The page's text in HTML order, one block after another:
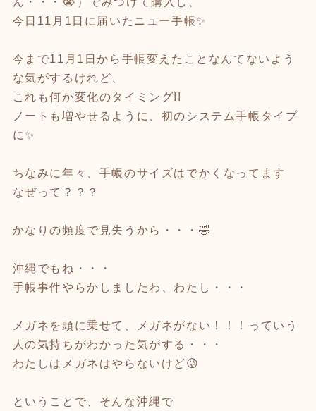
今日11月1日に届いたニュー手帳✨
今まで11月1日から手帳変えたことなんてないよう
な気がするけれど、
これも何か変化のタイミング!!
ノートも増やせるように、初のシステム手帳タイプ
に✨
ちなみに年々、手帳のサイズはでかくなってます
なぜって？？？
かなりの頻度で見失うから・・・🤣
沖縄でもね・・・
手帳事件やらかしましたわ、わたし・・・
メガネを頭に乗せて、メガネがない！！！っていう
人の気持ちがわかった気がする・・・
わたしはメガネはやらないけど😜
ということで、そんな沖縄で